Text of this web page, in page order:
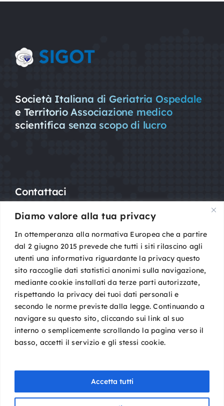
Diamo valore alla tua privacy
In ottemperanza alla normativa Europea che a partire
dal 2 giugno 2015 prevede che tutti i siti rilascino agli
utenti una informativa riguardante la privacy questo
sito raccoglie dati statistici anonimi sulla navigazione,
mediante cookie installati da terze parti autorizzate,
rispettando la privacy dei tuoi dati personali e
secondo le norme previste dalla legge. Continuando a
navigare su questo sito, cliccando sui link al suo
interno o semplicemente scrollando la pagina verso il
basso, accetti il servizio e gli stessi cookie.
Accetta tutti
Società Italiana di Geriatria Ospedale
e Territorio Associazione medico
scientifica senza scopo di lucro
Contattaci
Mail:segreteria@sigot.org
PEC:sigot@pec.it
c/o Planning Congressi,
Via Guelfa, 9
40138 Bologna
Cod. Fisc. 96081590588
P. IVA 02149801009